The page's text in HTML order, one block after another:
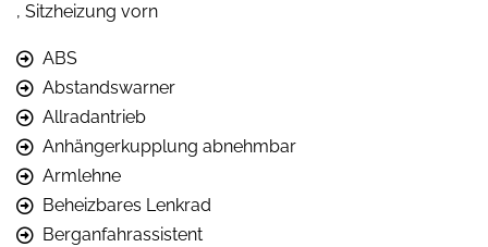
, Sitzheizung vorn
ABS
Abstandswarner
Allradantrieb
Anhängerkupplung abnehmbar
Armlehne
Beheizbares Lenkrad
Berganfahrassistent